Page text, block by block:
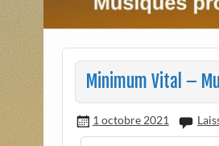
Minimum Vital –
1 octobre 2021